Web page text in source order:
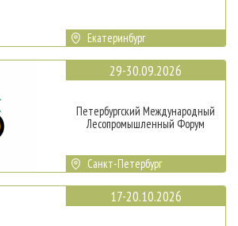
Екатеринбург
29-30.09.2026
Петербургский Международный
Лесопромышленный Форум
Санкт-Петербург
17-20.10.2026